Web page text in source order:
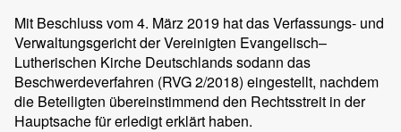
Mit Beschluss vom 4. März 2019 hat das Verfassungs- und
Verwaltungsgericht der Vereinigten Evangelisch–
Lutherischen Kirche Deutschlands sodann das
Beschwerdeverfahren (RVG 2/2018) eingestellt, nachdem
die Beteiligten übereinstimmend den Rechtsstreit in der
Hauptsache für erledigt erklärt haben.